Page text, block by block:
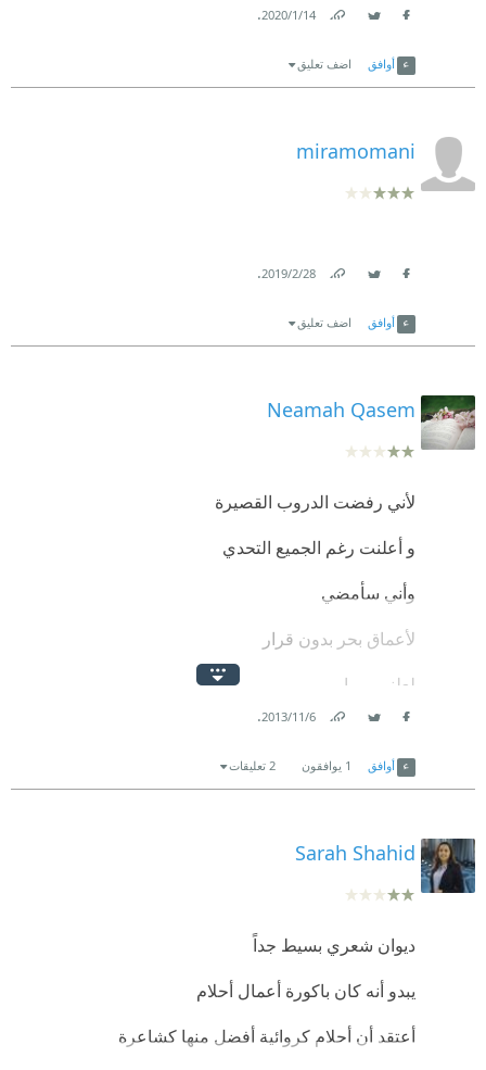
14‏/1‏/2020
.
أوافق اضف تعليق
miramomani
28‏/2‏/2019
.
أوافق اضف تعليق
Neamah Qasem
لأني رفضت الدروب القصيرة
و أعلنت رغم الجميع التحدي
وأني سأمضي
لأعماق بحر بدون قرار
لعلني يوما
أحرر من قبضتيه الجواري
أعود بلؤلؤة من بحاري
لأني وقفت أمام الغزاة
قراصنة البحر ثارت علي
تحاصر كل سبيل إلي
6‏/11‏/2013
.
أوافق 1 يوافقون 2 تعليقات
Sarah Shahid
ديوان شعري بسيط جداً
يبدو أنه كان باكورة أعمال أحلام
أعتقد أن أحلام كروائية أفضل منها كشاعرة